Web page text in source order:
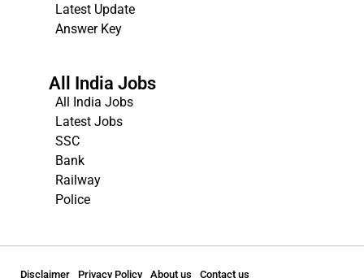
Latest Update
Answer Key
All India Jobs
All India Jobs
Latest Jobs
SSC
Bank
Railway
Police
Disclaimer Privacy Policy About us Contact us